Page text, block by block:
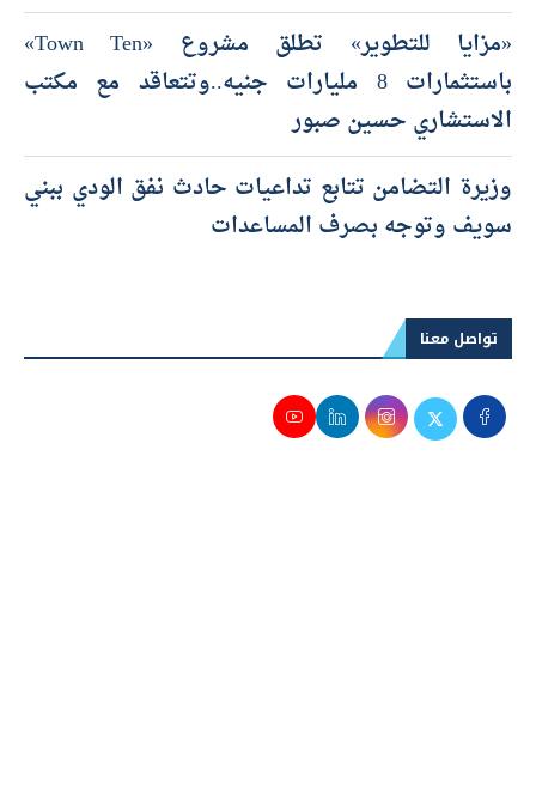
«مزايا للتطوير» تطلق مشروع «Town Ten»
باستثمارات 8 مليارات جنيه..وتتعاقد مع مكتب
الاستشاري حسين صبور
وزيرة التضامن تتابع تداعيات حادث نفق الودي ببني
سويف وتوجه بصرف المساعدات
تواصل معنا